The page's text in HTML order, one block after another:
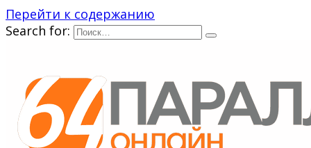
Перейти к содержанию
Search for: